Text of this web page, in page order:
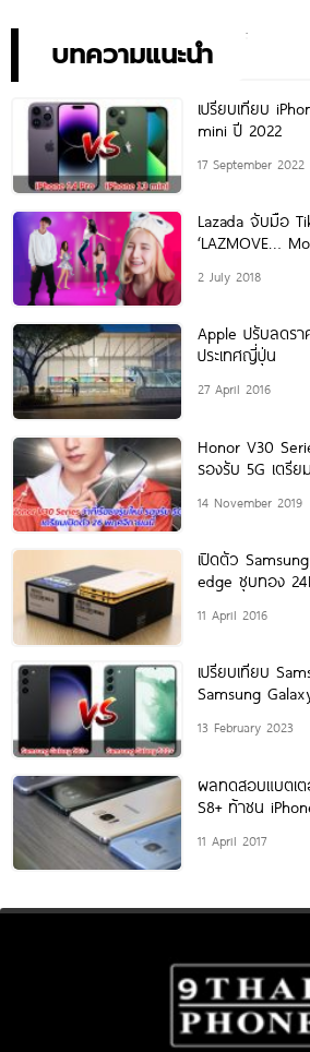
บทความแนะนำ
เปรียบเทียบ
mini ปี 2022
17 September 2022
Lazada จับมือ
‘LAZMOVE…
2 July 2018
Apple ปรับลดรา
ประเทศญี่ปุ่น
27 April 2016
Honor V30
รองรับ 5G เตรี
14 November 2019
เปิดตัว
edge ชุบทอง
11 April 2016
เปรียบเทียบ
Samsung
13 February 2023
ผลทดสอบแบตเต
S8+ ท้าชน
11 April 2017